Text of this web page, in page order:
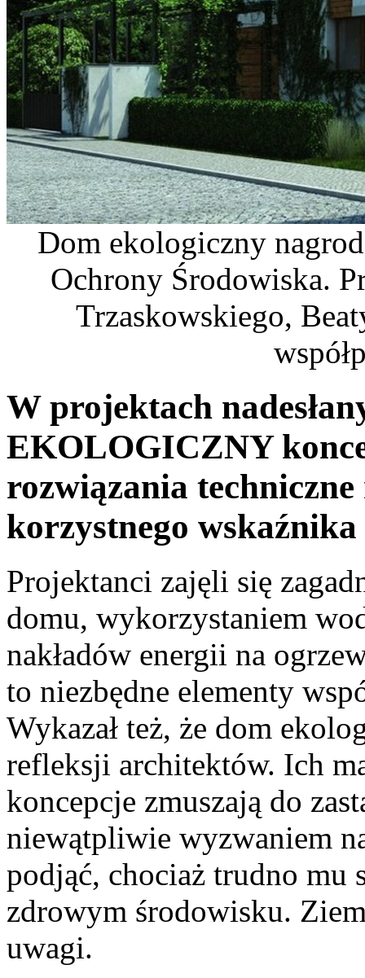
Dom ekologiczny
Ochrony Środowiska.
Trzaskowskiego,
W projektach
EKOLOGICZNY
rozwiązania techniczne
korzystnego wskaźnika
Projektanci zajęli się
domu, wykorzystaniem
nakładów energii na
to niezbędne elementy
Wykazał też, że dom
refleksji architektów. Ich
koncepcje zmuszają do
niewątpliwie wyzwaniem
podjąć, chociaż trudno mu
zdrowym środowisku.
uwagi.